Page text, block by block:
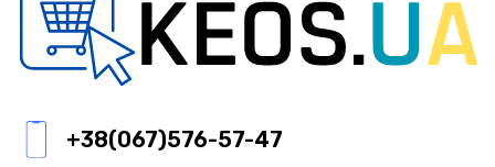
+38(067)576-57-47